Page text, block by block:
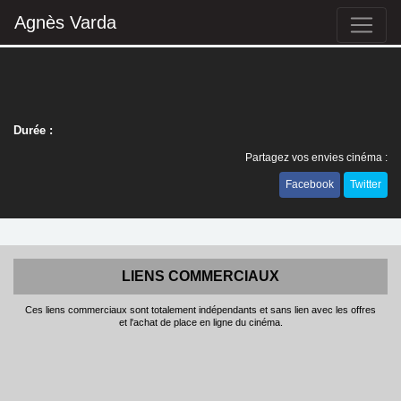
Agnès Varda
Durée :
Partagez vos envies cinéma :
Facebook Twitter
LIENS COMMERCIAUX
Ces liens commerciaux sont totalement indépendants et sans lien avec les offres
et l'achat de place en ligne du cinéma.